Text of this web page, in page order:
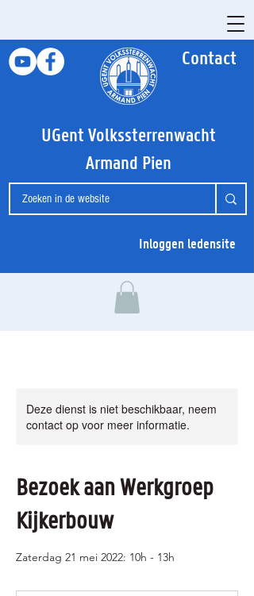
Contact
UGent Volkssterrenwacht
Armand Pien
Inloggen ledensite
Deze dienst is niet beschikbaar, neem
contact op voor meer informatie.
Bezoek aan Werkgroep
Kijkerbouw
Zaterdag 21 mei 2022: 10h - 13h